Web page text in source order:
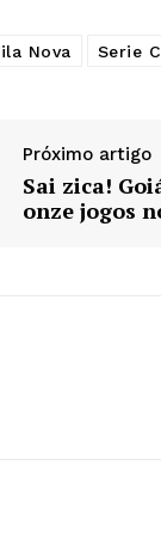
Nova Serie C
Próximo artigo
Sai zica!
onze jogos